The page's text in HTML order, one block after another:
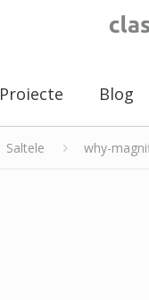
Proiecte Blog
Saltele why-